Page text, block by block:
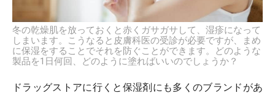
冬の乾燥肌を放っておくと赤くガサガサして、湿疹になって
しまいます。こうなると皮膚科医の受診が必要ですが、まめ
に保湿をすることでそれを防ぐことができます。どのような
製品を1日何回、どのように塗ればいいのでしょうか？
ドラッグストアに行くと保湿剤にも多くのブランドがあ